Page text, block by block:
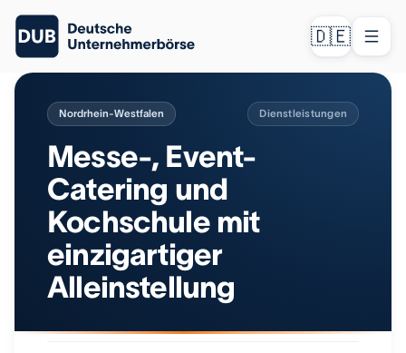
🇩🇪
Nordrhein-Westfalen Dienstleistungen
Messe-, Event-
Catering und
Kochschule mit
einzigartiger
Alleinstellung